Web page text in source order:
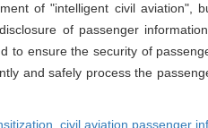
of "intelligent civil
of passenger
to ensure the security of
and safely process the
civil aviation passenger